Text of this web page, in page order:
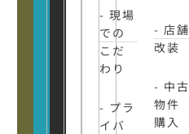
- 現場
での
こだ
わり
- プラ
イバ
- 店舗
改装
- 中古
物件
購入